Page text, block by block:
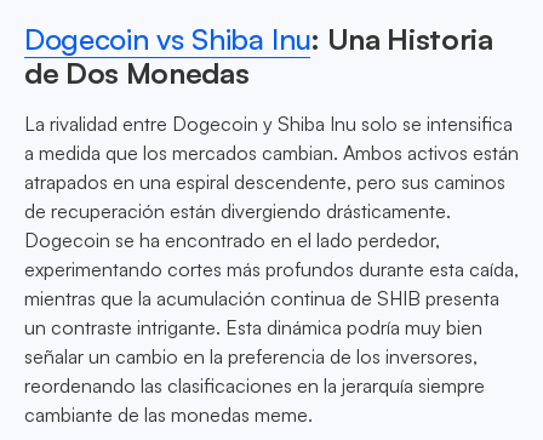
Dogecoin vs Shiba Inu: Una Historia
de Dos Monedas
La rivalidad entre Dogecoin y Shiba Inu solo se intensifica
a medida que los mercados cambian. Ambos activos están
atrapados en una espiral descendente, pero sus caminos
de recuperación están divergiendo drásticamente.
Dogecoin se ha encontrado en el lado perdedor,
experimentando cortes más profundos durante esta caída,
mientras que la acumulación continua de SHIB presenta
un contraste intrigante. Esta dinámica podría muy bien
señalar un cambio en la preferencia de los inversores,
reordenando las clasificaciones en la jerarquía siempre
cambiante de las monedas meme.